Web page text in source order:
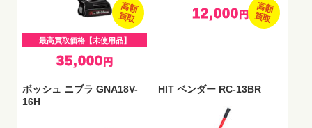
最高買取価格【未使用品】
35,000 円
高額
買取 12,000 円 高額
買取
ボッシュ ニブラ GNA18V-
16H
HIT ベンダー RC-13BR